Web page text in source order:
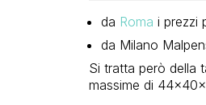
da Roma i prezzi
da Milano
Si tratta però della
massime di